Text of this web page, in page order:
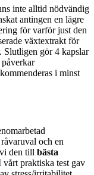
inte alltid nödvändig
antingen en lägre
för varför just den
växtextrakt för
Slutligen gör 4 kapslar
i minst
och en
den till bästa
praktiska test gav